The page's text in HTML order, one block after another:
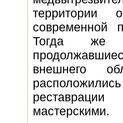
территории
современной
Тогда же
внешнего
реставрации
мастерскими.